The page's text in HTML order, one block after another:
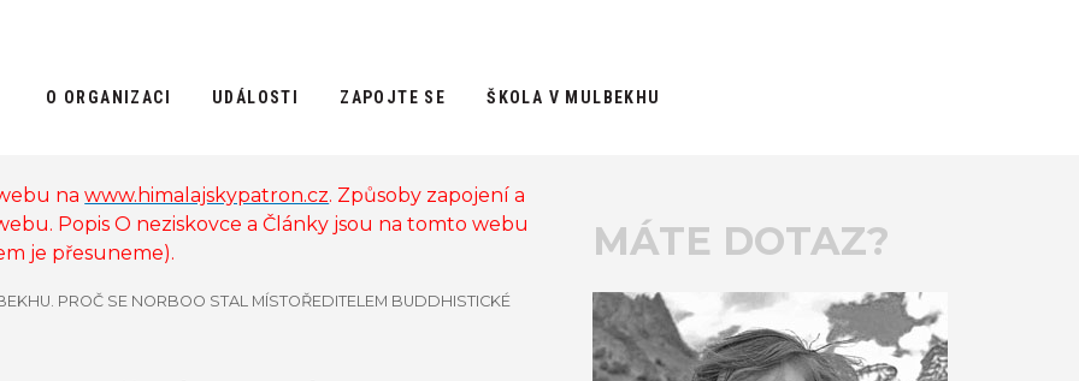
nawww.himalajskypatron.cz. Způsoby zapojení a
Popis O neziskovce a Články jsou na tomto webu
je přesuneme).
PROČ SE NORBOO STAL MÍSTOŘEDITELEM BUDDHISTICKÉ
O ORGANIZACI UDÁLOSTI ZAPOJTE SE ŠKOLA V MULBEKHU
MÁTE DOTAZ?